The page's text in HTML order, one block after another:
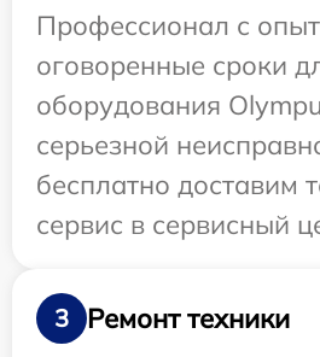
Профессионал с
оговоренные сроки
оборудования
серьезной
бесплатно доставим
сервис в сервисный
3
Ремонт техники